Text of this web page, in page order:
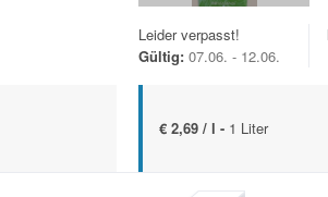
Leider verpasst!
Gültig: 07.06. - 12.06.
€ 2,69 / l - 1 Liter